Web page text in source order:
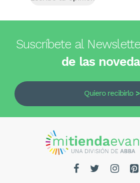
Suscríbete al
de las
Quiero recibirlo